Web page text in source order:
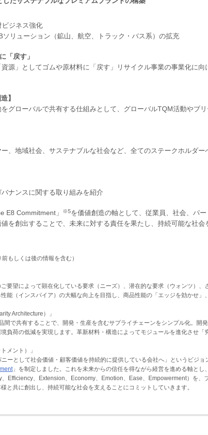
ジネス強化
リューション（鉱山、航空、トラック・バス系）の拡充
「戻す」
源」としてゴムや原材料に「戻す」リサイクル事業の事業化に向
】
グローバルで共有する仕組みとして、グローバルTQM活動やブ
、地域社会、サステナブルな社会など、全てのステークホルダー
ナンスに関する取り組みを紹介
E8 Commitment」 ※5を価値創造の軸として、従業員、社会、パー
を創出することで、未来に対する責任を果たし、持続可能な社会
もしくは後の情報を含む）
要望によって顕在化している要求（ニーズ）、潜在的な要求（ウォンツ）、
能（インスパイア）の大幅な向上を目指し、商品性能の「エッジを効かせ」、
Architecture）」
で共有することで、開発・生産を含むサプライチェーンをシンプル化。開発
負荷の低減を実現します。革新材料・構造によってモジュールを進化させ「
メント）」
ーとして社会価値・顧客価値を持続的に提供している会社へ」というビジョ
」を制定しました。これを未来からの信任を得ながら経営を進める軸とし、
Efficiency、Extension、Economy、Emotion、Ease、Empowerment）を、
共に創出し、持続可能な社会を支えることにコミットしていきます。